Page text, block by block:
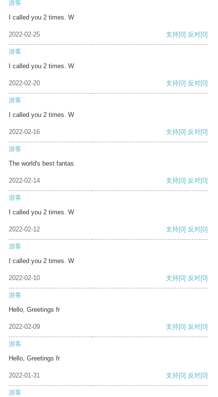
游客
I called you 2 times. W
2022-02-25 支持[0] 反对[0]
游客
I called you 2 times. W
2022-02-20 支持[0] 反对[0]
游客
I called you 2 times. W
2022-02-16 支持[0] 反对[0]
游客
The world's best fantas
2022-02-14 支持[0] 反对[0]
游客
I called you 2 times. W
2022-02-12 支持[0] 反对[0]
游客
I called you 2 times. W
2022-02-10 支持[0] 反对[0]
游客
Hello, Greetings fr
2022-02-09 支持[0] 反对[0]
游客
Hello, Greetings fr
2022-01-31 支持[0] 反对[0]
游客